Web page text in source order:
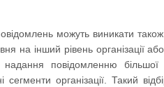
можуть виникати також
на інший рівень організації
повідомленню більшої
організації. Такий